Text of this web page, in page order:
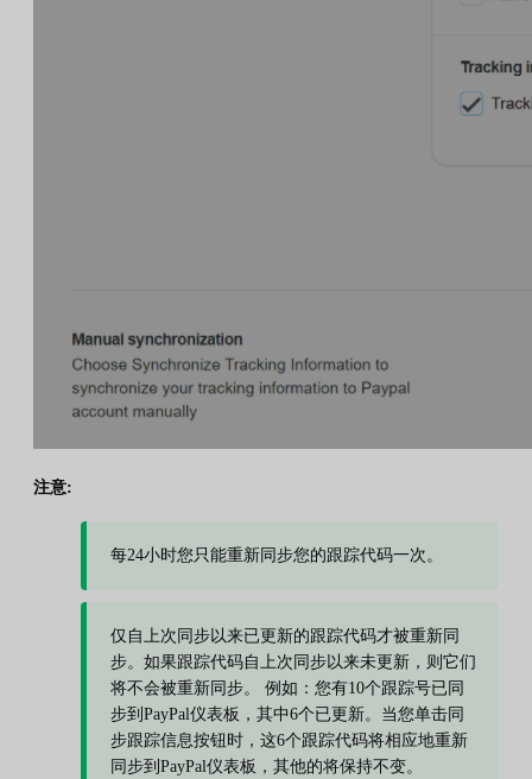
注意:
每24小时您只能重新同步您的跟踪代码一次。
仅自上次同步以来已更新的跟踪代码才被重新同
步。如果跟踪代码自上次同步以来未更新，则它们
将不会被重新同步。 例如：您有10个跟踪号已同
步到PayPal仪表板，其中6个已更新。当您单击同
步跟踪信息按钮时，这6个跟踪代码将相应地重新
同步到PayPal仪表板，其他的将保持不变。